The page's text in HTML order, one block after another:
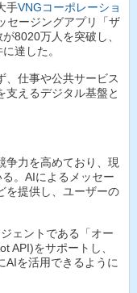
手VNGコーポレーショ
セージングアプリ「ザ
8020万人を突破し、
達した。
仕事や公共サービス
支えるデジタル基盤と
力を高めており、現
。AIによるメッセー
を提供し、ユーザーの
ェントである「オー
API)をサポートし、
AIを活用できるように